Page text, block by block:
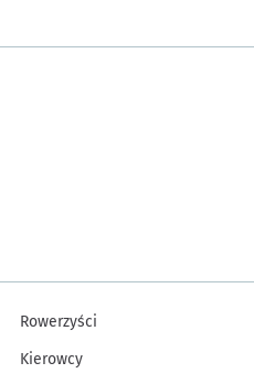
Rowerzyści
Kierowcy